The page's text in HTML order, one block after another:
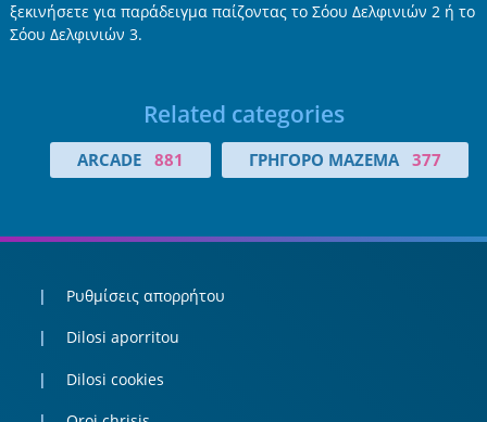
ξεκινήσετε για παράδειγμα παίζοντας το Σόου Δελφινιών 2 ή το
Σόου Δελφινιών 3.
Related categories
ARCADE 881 ΓΡΉΓΟΡΟ ΜΆΖΕΜΑ 377
Ρυθμίσεις απορρήτου
Dilosi aporritou
Dilosi cookies